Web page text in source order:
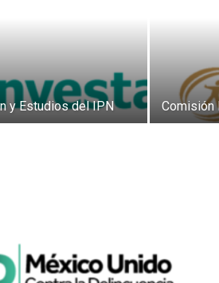
y Estudios del IPN Comisión